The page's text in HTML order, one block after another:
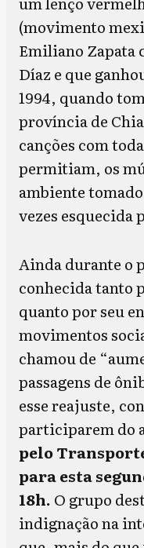
(movimento
Emiliano Zapata
Díaz e que
1994, quando
província de
canções com
permitiam, os
ambiente
vezes esquecida
Ainda durante o
conhecida tanto
quanto por seu
movimentos
chamou de
passagens de
esse reajuste,
participarem do
pelo
para esta
18h. O grupo
indignação na